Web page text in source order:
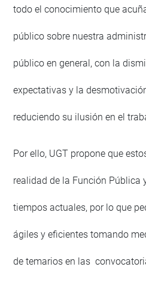
todo el conocimiento que
público sobre nuestra
público en general, con la
expectativas y la
reduciendo su ilusión en el
Por ello, UGT propone que
realidad de la Función Pública
tiempos actuales, por lo que
ágiles y eficientes tomando
de temarios en las